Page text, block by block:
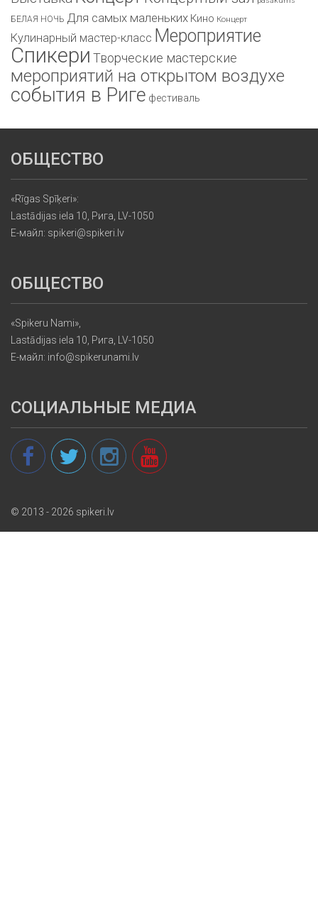
БЕЛАЯ НОЧЬ Для самых маленьких Кино Концерт
Кулинарный мастер-класс Мероприятие
Спикери Творческие мастерские
мероприятий на открытом воздухе
события в Риге фестиваль
ОБЩЕСТВО
«Rīgas Spīķeri»:
Lastādijas iela 10, Рига, LV-1050
Е-майл: spikeri@spikeri.lv
ОБЩЕСТВО
«Spikeru Nami»,
Lastādijas iela 10, Рига, LV-1050
Е-майл: info@spikerunami.lv
СОЦИАЛЬНЫЕ МЕДИА
© 2013 - 2026 spikeri.lv